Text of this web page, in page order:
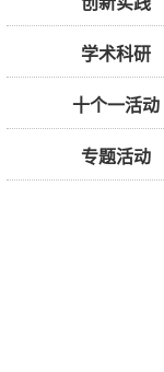
学术科研
十个一活动
专题活动